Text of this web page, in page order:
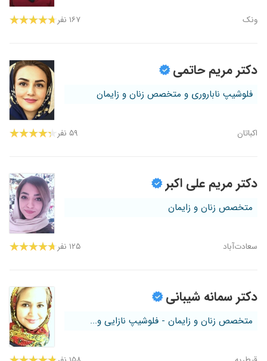
ونک ۱۶۷ نفر
دکتر مریم حاتمی
فلوشیپ ناباروری و متخصص زنان و زایمان
اکباتان ۵۹ نفر
دکتر مریم علی اکبر
متخصص زنان و زایمان
سعادت‌آباد ۱۲۵ نفر
دکتر سمانه شیبانی
متخصص زنان و زایمان - فلوشیپ نازایی و...